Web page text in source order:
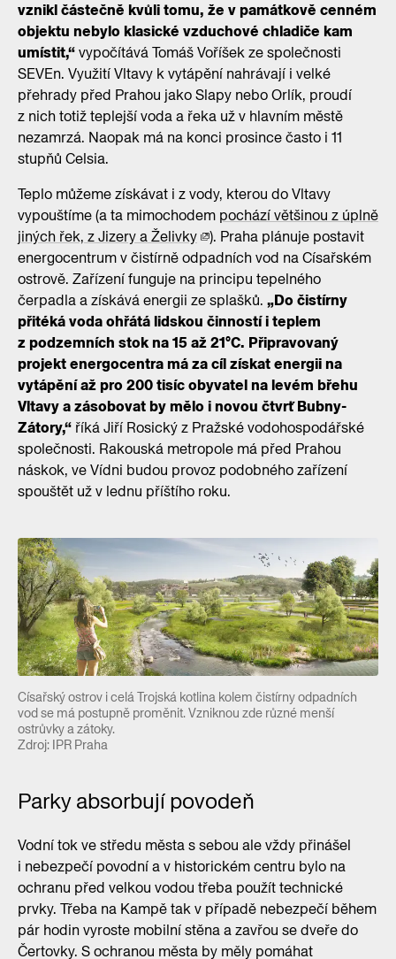
vznikl částečně kvůli tomu, že v památkově cenném
objektu nebylo klasické vzduchové chladiče kam
umístit,“vypočítává Tomáš Voříšek ze společnosti
SEVEn. Využití Vltavy k vytápění nahrávají i velké
přehrady před Prahou jako Slapy nebo Orlík, proudí
z nich totiž teplejší voda a řeka už v hlavním městě
nezamrzá. Naopak má na konci prosince často i 11
stupňů Celsia.
Teplo můžeme získávat i z vody, kterou do Vltavy
vypouštíme (a ta mimochodem pochází většinou z úplně
jiných řek, z Jizery a Želivky
). Praha plánuje postavit
energocentrum v čistírně odpadních vod na Císařském
ostrově. Zařízení funguje na principu tepelného
čerpadla a získává energii ze splašků. „Do čistírny
přitéká voda ohřátá lidskou činností i teplem
z podzemních stok na 15 až 21°C. Připravovaný
projekt energocentra má za cíl získat energii na
vytápění až pro 200 tisíc obyvatel na levém břehu
Vltavy a zásobovat by mělo i novou čtvrť Bubny-
Zátory,“ říká Jiří Rosický z Pražské vodohospodářské
společnosti. Rakouská metropole má před Prahou
náskok, ve Vídni budou provoz podobného zařízení
spouštět už v lednu příštího roku.
Císařský ostrov i celá Trojská kotlina kolem čistírny odpadních
vod se má postupně proměnit. Vzniknou zde různé menší
ostrůvky a zátoky.
Zdroj: IPR Praha
Parky absorbují povodeň
Vodní tok ve středu města s sebou ale vždy přinášel
i nebezpečí povodní a v historickém centru bylo na
ochranu před velkou vodou třeba použít technické
prvky. Třeba na Kampě tak v případě nebezpečí během
pár hodin vyroste mobilní stěna a zavřou se dveře do
Čertovky. S ochranou města by měly pomáhat